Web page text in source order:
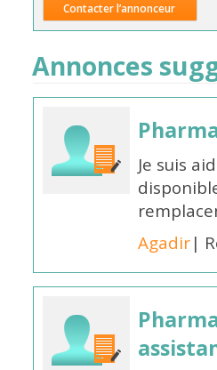
Contacter l’annonceur
Annonces
Je suis
Agadir|